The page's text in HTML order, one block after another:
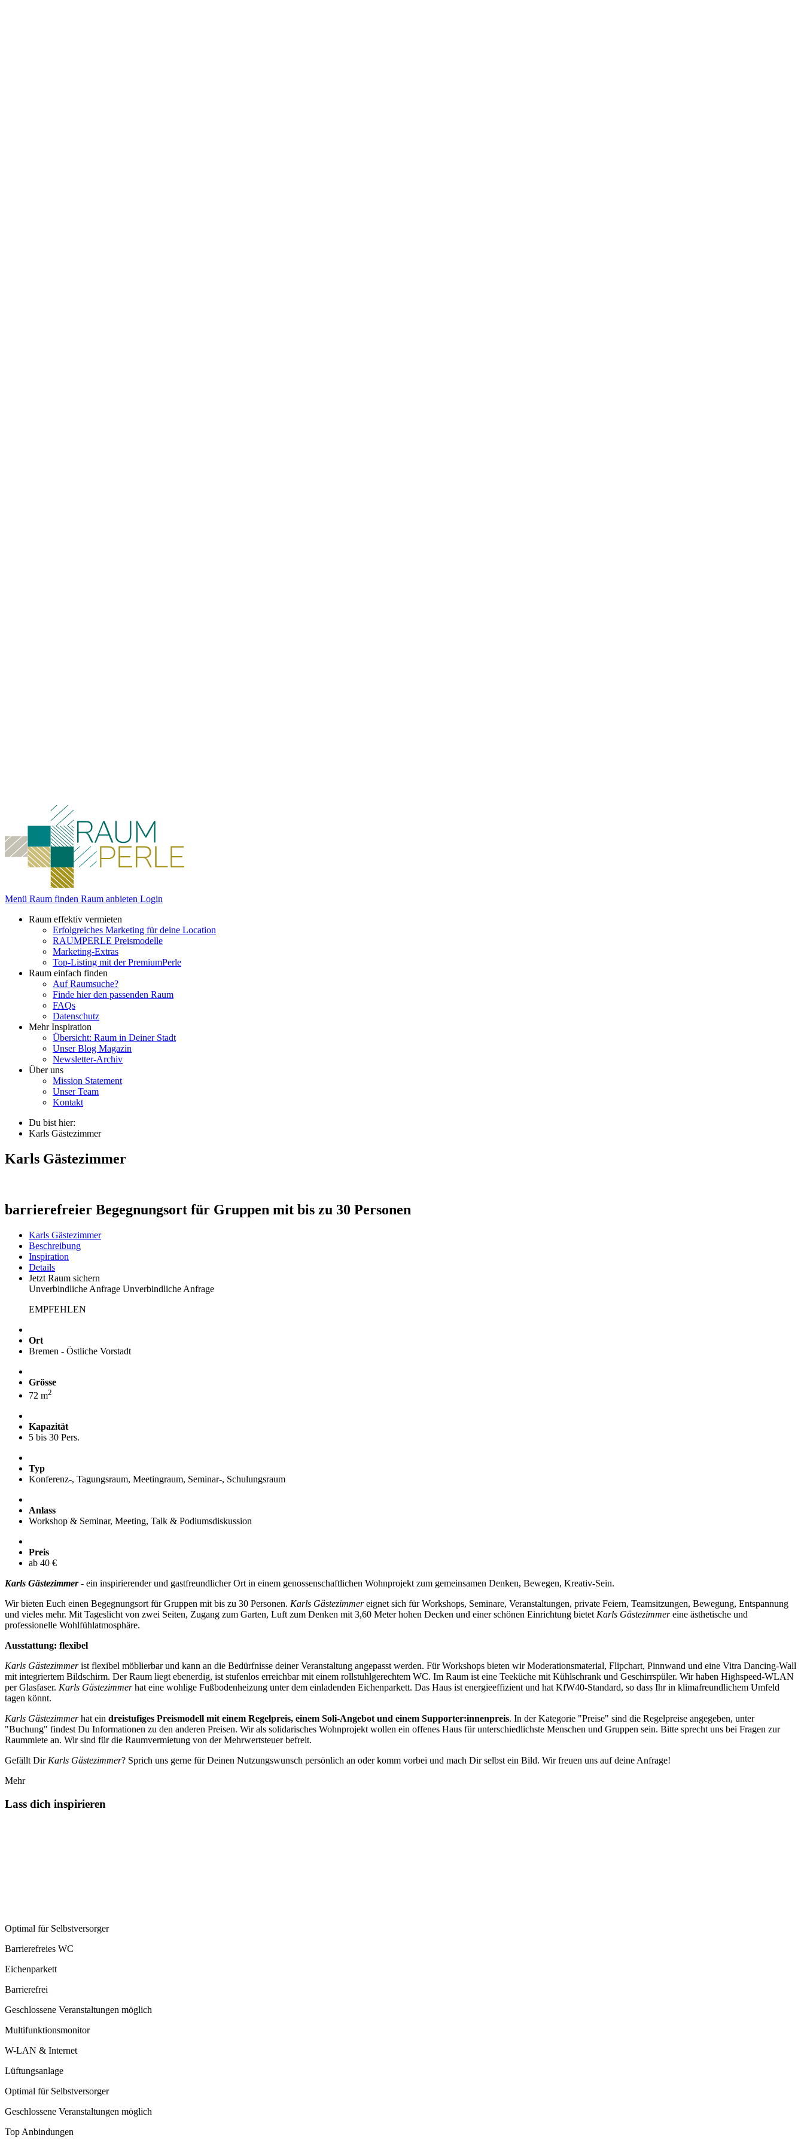
Menü Raum finden Raum anbieten Login
Raum effektiv vermieten
Erfolgreiches Marketing für deine Location
RAUMPERLE Preismodelle
Marketing-Extras
Top-Listing mit der PremiumPerle
Raum einfach finden
Auf Raumsuche?
Finde hier den passenden Raum
FAQs
Datenschutz
Mehr Inspiration
Übersicht: Raum in Deiner Stadt
Unser Blog Magazin
Newsletter-Archiv
Über uns
Mission Statement
Unser Team
Kontakt
Du bist hier:
Karls Gästezimmer
Karls Gästezimmer
barrierefreier Begegnungsort für Gruppen mit bis zu 30 Personen
Karls Gästezimmer
Beschreibung
Inspiration
Details
Jetzt Raum sichern
Unverbindliche Anfrage Unverbindliche Anfrage
EMPFEHLEN
Ort
Bremen - Östliche Vorstadt
Grösse
72 m2
Kapazität
5 bis 30 Pers.
Typ
Konferenz-, Tagungsraum, Meetingraum, Seminar-, Schulungsraum
Anlass
Workshop & Seminar, Meeting, Talk & Podiumsdiskussion
Preis
ab 40 €
Karls Gästezimmer- ein inspirierender und gastfreundlicher Ort in einem genossenschaftlichen Wohnprojekt zum gemeinsamen Denken, Bewegen, Kreativ-Sein.
Wir bieten Euch einen Begegnungsort für Gruppen mit bis zu 30 Personen. Karls Gästezimmereignet sich für Workshops, Seminare, Veranstaltungen, private Feiern, Teamsitzungen, Bewegung, Entspannung
und vieles mehr. Mit Tageslicht von zwei Seiten, Zugang zum Garten, Luft zum Denken mit 3,60 Meter hohen Decken und einer schönen Einrichtung bietet Karls Gästezimmereine ästhetische und
professionelle Wohlfühlatmosphäre.
Ausstattung: flexibel
Karls Gästezimmerist flexibel möblierbar und kann an die Bedürfnisse deiner Veranstaltung angepasst werden. Für Workshops bieten wir Moderationsmaterial, Flipchart, Pinnwand und eine Vitra Dancing-Wall
mit integriertem Bildschirm. Der Raum liegt ebenerdig, ist stufenlos erreichbar mit einem rollstuhlgerechtem WC. Im Raum ist eine Teeküche mit Kühlschrank und Geschirrspüler. Wir haben Highspeed-WLAN
per Glasfaser. Karls Gästezimmerhat eine wohlige Fußbodenheizung unter dem einladenden Eichenparkett. Das Haus ist energieeffizient und hat KfW40-Standard, so dass Ihr in klimafreundlichem Umfeld
tagen könnt.
Karls Gästezimmerhat ein dreistufiges Preismodell mit einem Regelpreis, einem Soli-Angebot und einem Supporter:innenpreis. In der Kategorie "Preise" sind die Regelpreise angegeben, unter
"Buchung" findest Du Informationen zu den anderen Preisen. Wir als solidarisches Wohnprojekt wollen ein offenes Haus für unterschiedlichste Menschen und Gruppen sein. Bitte sprecht uns bei Fragen zur
Raummiete an. Wir sind für die Raumvermietung von der Mehrwertsteuer befreit.
Gefällt Dir Karls Gästezimmer? Sprich uns gerne für Deinen Nutzungswunsch persönlich an oder komm vorbei und mach Dir selbst ein Bild. Wir freuen uns auf deine Anfrage!
Mehr
Lass dich inspirieren
Optimal für Selbstversorger
Barrierefreies WC
Eichenparkett
Barrierefrei
Geschlossene Veranstaltungen möglich
Multifunktionsmonitor
W-LAN & Internet
Lüftungsanlage
Optimal für Selbstversorger
Geschlossene Veranstaltungen möglich
Top Anbindungen